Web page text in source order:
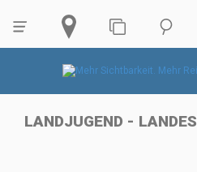
LANDJUGEND -